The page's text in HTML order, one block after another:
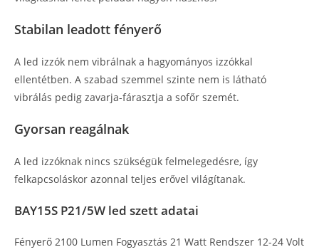
Stabilan leadott fényerő
A led izzók nem vibrálnak a hagyományos izzókkal
ellentétben. A szabad szemmel szinte nem is látható
vibrálás pedig zavarja-fárasztja a sofőr szemét.
Gyorsan reagálnak
A led izzóknak nincs szükségük felmelegedésre, így
felkapcsoláskor azonnal teljes erővel világítanak.
BAY15S P21/5W led szett adatai
Fényerő 2100 Lumen Fogyasztás 21 Watt Rendszer 12-24 Volt